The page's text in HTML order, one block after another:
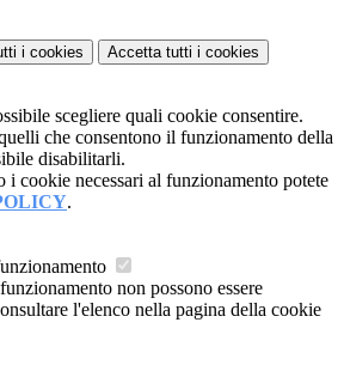
i cookies Accetta tutti i cookies
scegliere quali cookie consentire.
che consentono il funzionamento della
disabilitarli.
i cookie necessari al funzionamento potete
.
non possono essere
l'elenco nella pagina della cookie